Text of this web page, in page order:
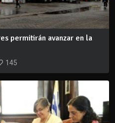
permitirán avanzar en la
145